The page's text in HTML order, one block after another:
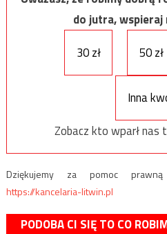
do jutra, wspieraj
30 zł
50 zł
Inna
Zobacz kto wparł nas
Dziękujemy za pomoc
https://kancelaria-litwin.pl
PODOBA CI SIĘ TO CO